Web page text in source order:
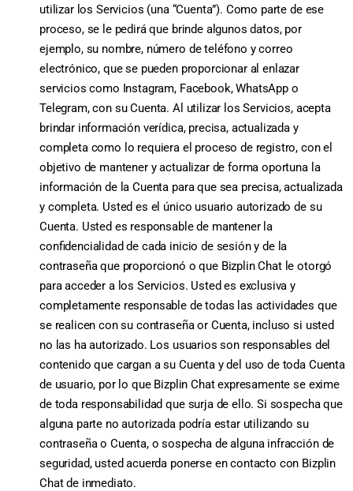
utilizar los Servicios (una “Cuenta”). Como parte de ese
proceso, se le pedirá que brinde algunos datos, por
ejemplo, su nombre, número de teléfono y correo
electrónico, que se pueden proporcionar al enlazar
servicios como Instagram, Facebook, WhatsApp o
Telegram, con su Cuenta. Al utilizar los Servicios, acepta
brindar información verídica, precisa, actualizada y
completa como lo requiera el proceso de registro, con el
objetivo de mantener y actualizar de forma oportuna la
información de la Cuenta para que sea precisa, actualizada
y completa. Usted es el único usuario autorizado de su
Cuenta. Usted es responsable de mantener la
confidencialidad de cada inicio de sesión y de la
contraseña que proporcionó o que Bizplin Chat le otorgó
para acceder a los Servicios. Usted es exclusiva y
completamente responsable de todas las actividades que
se realicen con su contraseña or Cuenta, incluso si usted
no las ha autorizado. Los usuarios son responsables del
contenido que cargan a su Cuenta y del uso de toda Cuenta
de usuario, por lo que Bizplin Chat expresamente se exime
de toda responsabilidad que surja de ello. Si sospecha que
alguna parte no autorizada podría estar utilizando su
contraseña o Cuenta, o sospecha de alguna infracción de
seguridad, usted acuerda ponerse en contacto con Bizplin
Chat de inmediato.